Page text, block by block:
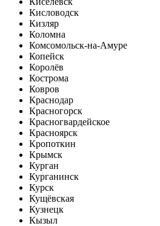
Кисловодск
Кизляр
Коломна
Комсомольск-на-Амуре
Копейск
Королёв
Кострома
Ковров
Краснодар
Красногорск
Красногвардейское
Красноярск
Кропоткин
Крымск
Курган
Курганинск
Курск
Кущёвская
Кузнецк
Кызыл